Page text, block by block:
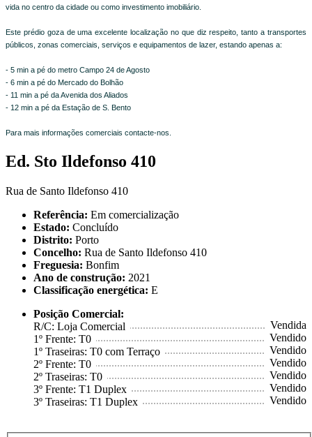
vida no centro da cidade ou como investimento imobiliário.
Este prédio goza de uma excelente localização no que diz respeito, tanto a transportes
públicos, zonas comerciais, serviços e equipamentos de lazer, estando apenas a:
- 5 min a pé do metro Campo 24 de Agosto
- 6 min a pé do Mercado do Bolhão
- 11 min a pé da Avenida dos Aliados
- 12 min a pé da Estação de S. Bento
Para mais informações comerciais contacte-nos.
Ed. Sto Ildefonso 410
Rua de Santo Ildefonso 410
Referência: Em comercialização
Estado: Concluído
Distrito: Porto
Concelho: Rua de Santo Ildefonso 410
Freguesia: Bonfim
Ano de construção: 2021
Classificação energética: E
Posição Comercial:
R/C: Loja Comercial
.......................................................................... Vendida
1º Frente: T0
.......................................................................... Vendido
1º Traseiras: T0 com Terraço
.......................................................................... Vendido
2º Frente: T0
.......................................................................... Vendido
2º Traseiras: T0
.......................................................................... Vendido
3º Frente: T1 Duplex
.......................................................................... Vendido
3º Traseiras: T1 Duplex
.......................................................................... Vendido